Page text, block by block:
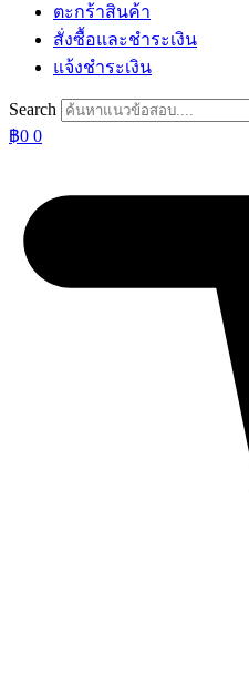
ตะกร้าสินค้า
สั่งซื้อและชำระเงิน
แจ้งชำระเงิน
Search
฿0 0